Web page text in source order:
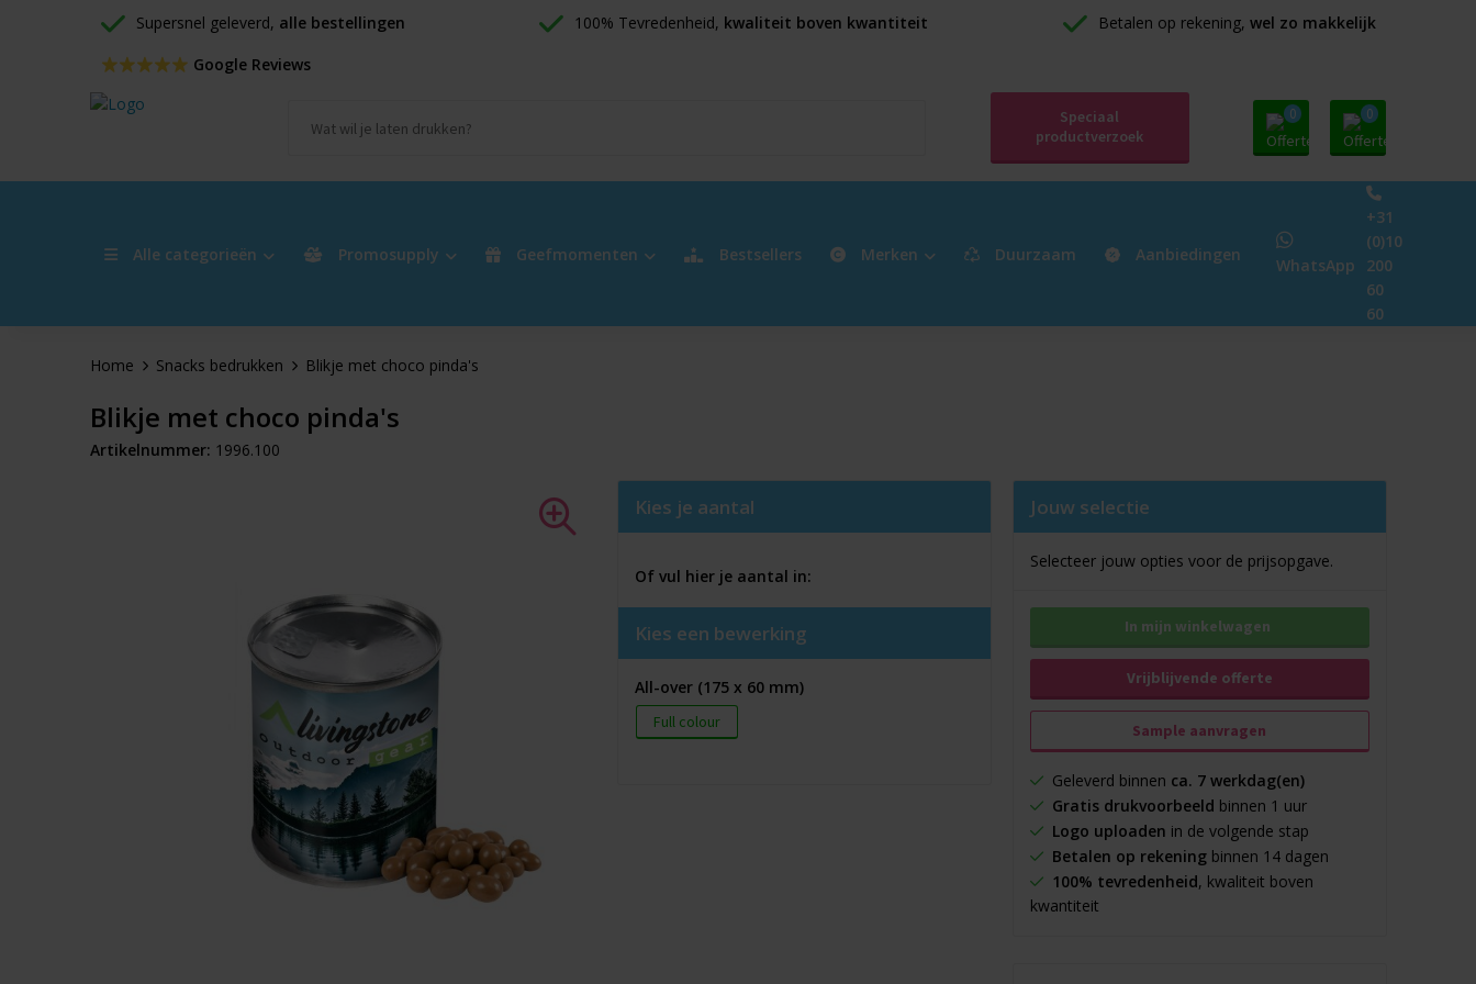
Supersnel geleverd, alle bestellingen 100% Tevredenheid, kwaliteit boven kwantiteit Betalen op rekening, wel zo makkelijk
Google Reviews
Speciaal
productverzoek
0 0
Alle categorieën Promosupply Geefmomenten Bestsellers Merken Duurzaam Aanbiedingen
WhatsApp
+31
(0)10
200
60
60
Home Snacks bedrukken Blikje met choco pinda's
Blikje met choco pinda's
Artikelnummer: 1996.100
Kies je aantal
Of vul hier je aantal in:
Kies een bewerking
All-over (175 x 60 mm)
Full colour
Jouw selectie
Selecteer jouw opties voor de prijsopgave.
In mijn winkelwagen
Vrijblijvende offerte
Sample aanvragen
Geleverd binnen ca. 7 werkdag(en)
Gratis drukvoorbeeld binnen 1 uur
Logo uploaden in de volgende stap
Betalen op rekeningbinnen 14 dagen
100% tevredenheid, kwaliteit boven
kwantiteit